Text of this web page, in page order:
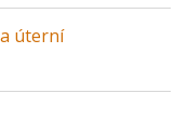
úterní